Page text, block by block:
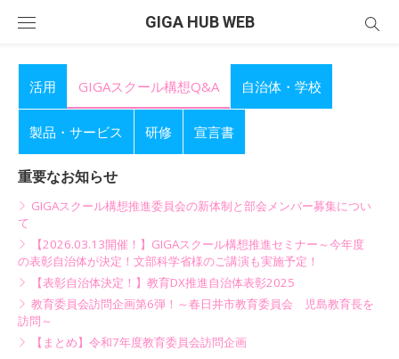
GIGA HUB WEB
活用 GIGAスクール構想Q&A 自治体・学校
製品・サービス 研修 宣言書
重要なお知らせ
GIGAスクール構想推進委員会の新体制と部会メンバー募集につい
て
【2026.03.13開催！】GIGAスクール構想推進セミナー～今年度
の表彰自治体が決定！文部科学省様のご講演も実施予定！
【表彰自治体決定！】教育DX推進自治体表彰2025
教育委員会訪問企画第6弾！～春日井市教育委員会 児島教育長を
訪問～
【まとめ】令和7年度教育委員会訪問企画